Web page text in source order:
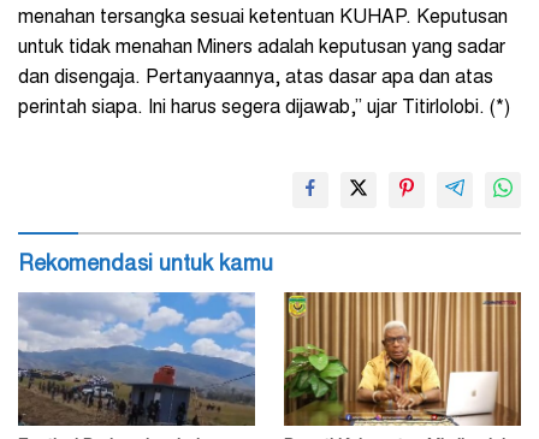
menahan tersangka sesuai ketentuan KUHAP. Keputusan
untuk tidak menahan Miners adalah keputusan yang sadar
dan disengaja. Pertanyaannya, atas dasar apa dan atas
perintah siapa. Ini harus segera dijawab,” ujar Titirlolobi. (*)
Rekomendasi untuk kamu